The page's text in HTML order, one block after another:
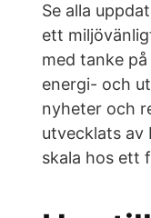
Se alla
ett
med tanke
energi- och
nyheter och
utvecklats av
skala hos ett